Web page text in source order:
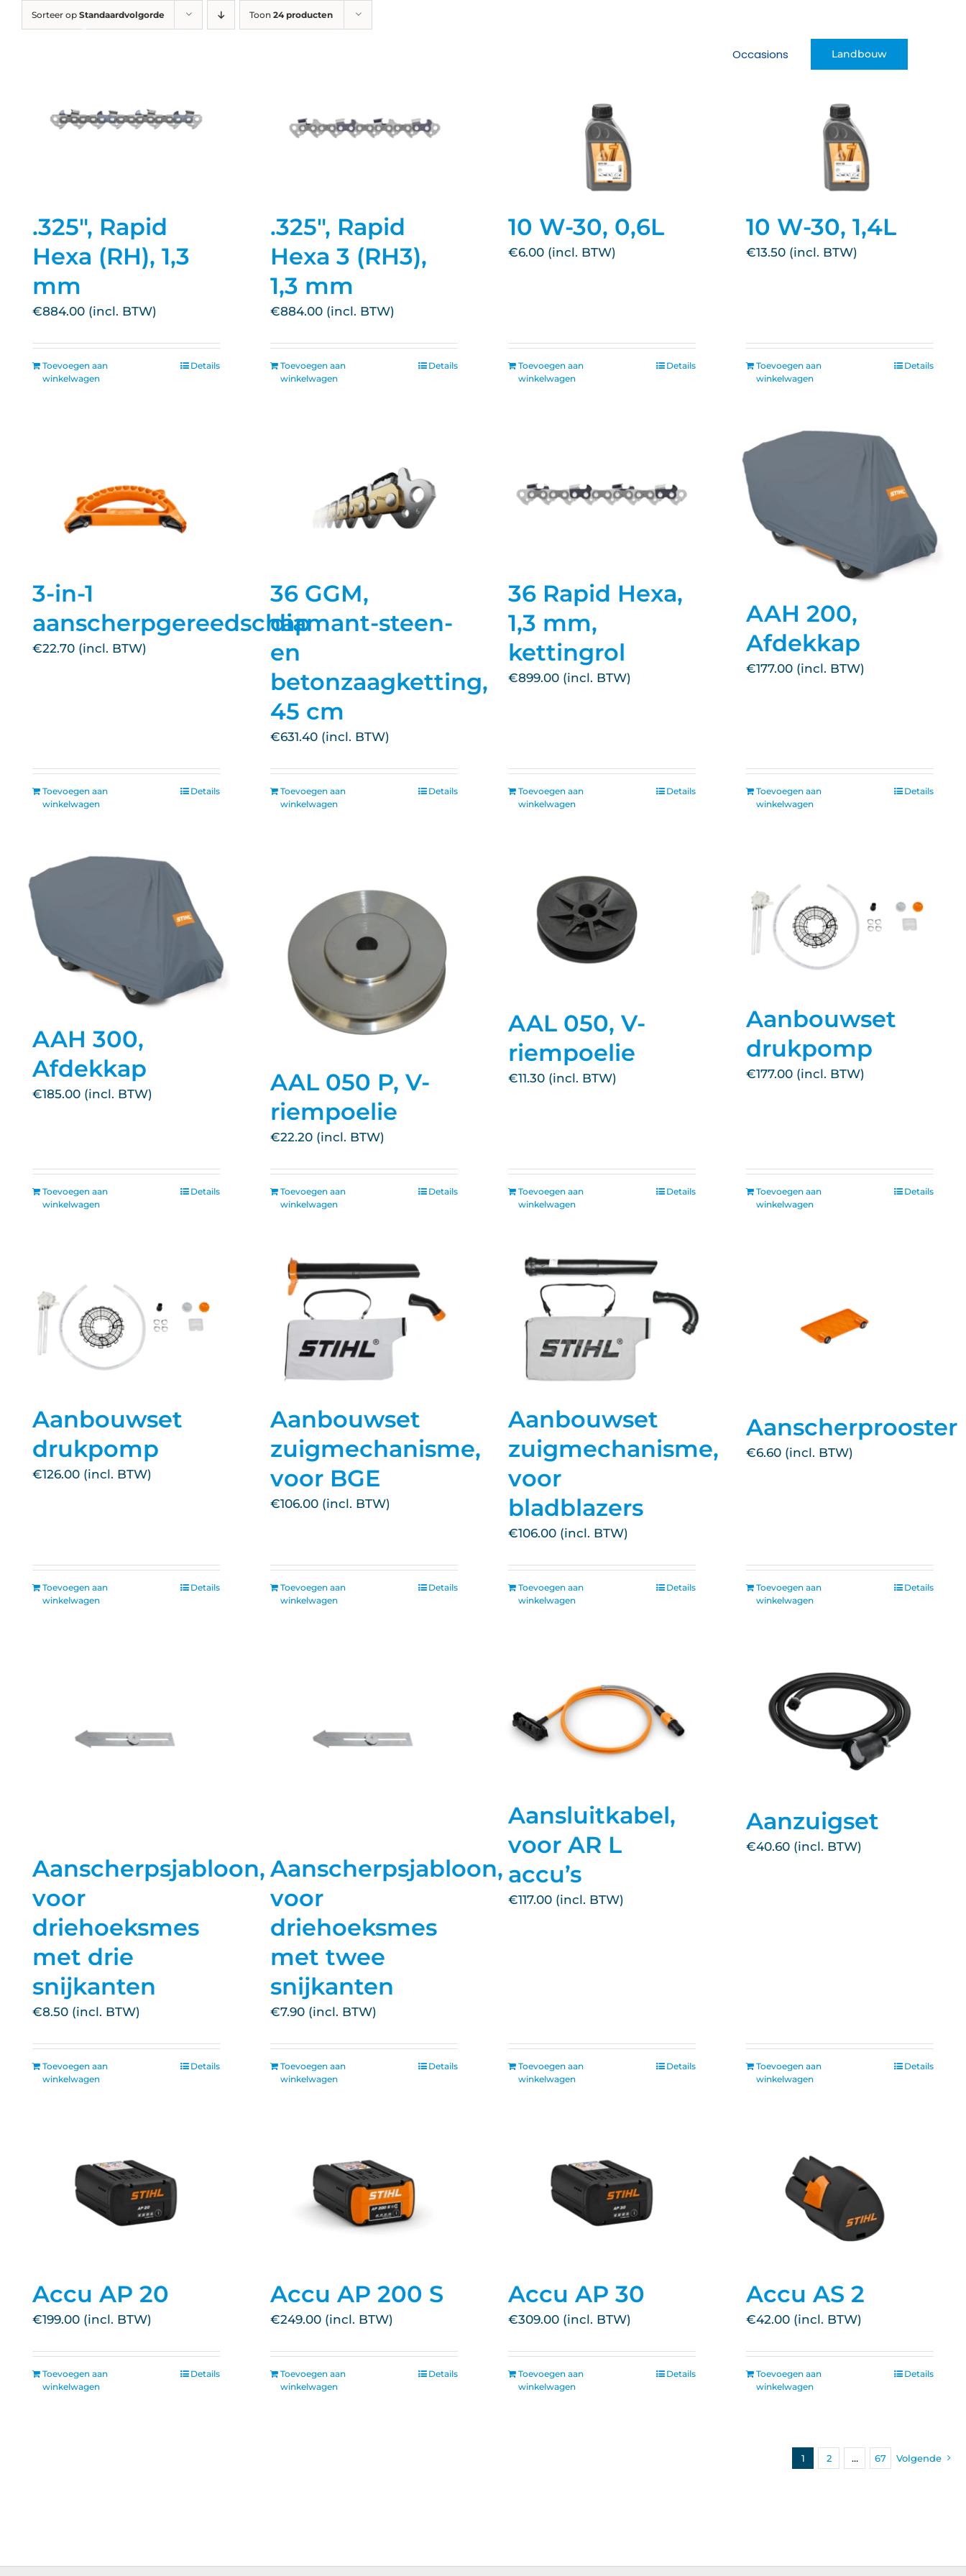
naar
Occasions Landbouw
Sorteer op Standaardvolgorde Toon 24 producten
.325", Rapid
Hexa (RH), 1,3
mm
€884.00
Toevoegen aan
winkelwagen
Details
.325", Rapid
Hexa 3 (RH3),
1,3 mm
€884.00
Toevoegen aan
winkelwagen
Details
10 W-30, 0,6L
€6.00
Toevoegen aan
winkelwagen
Details
10 W-30, 1,4L
€13.50
Toevoegen aan
winkelwagen
Details
3-in-1
aanscherpgereedschap
€22.70
Toevoegen aan
winkelwagen
Details
36 GGM,
diamant-steen-
en
betonzaagketting,
45 cm
€631.40
Toevoegen aan
winkelwagen
Details
36 Rapid Hexa,
1,3 mm,
kettingrol
€899.00
Toevoegen aan
winkelwagen
Details
AAH 200,
Afdekkap
€177.00
Toevoegen aan
winkelwagen
Details
AAH 300,
Afdekkap
€185.00
Toevoegen aan
winkelwagen
Details
AAL 050 P, V-
riempoelie
€22.20
Toevoegen aan
winkelwagen
Details
AAL 050, V-
riempoelie
€11.30
Toevoegen aan
winkelwagen
Details
Aanbouwset
drukpomp
€177.00
Toevoegen aan
winkelwagen
Details
Aanbouwset
drukpomp
€126.00
Toevoegen aan
winkelwagen
Details
Aanbouwset
zuigmechanisme,
voor BGE
€106.00
Toevoegen aan
winkelwagen
Details
Aanbouwset
zuigmechanisme,
voor
bladblazers
€106.00
Toevoegen aan
winkelwagen
Details
Aanscherprooster
€6.60
Toevoegen aan
winkelwagen
Details
Aanscherpsjabloon,
voor
driehoeksmes
met drie
snijkanten
€8.50
Toevoegen aan
winkelwagen
Details
Aanscherpsjabloon,
voor
driehoeksmes
met twee
snijkanten
€7.90
Toevoegen aan
winkelwagen
Details
Aansluitkabel,
voor AR L
accu’s
€117.00
Toevoegen aan
winkelwagen
Details
Aanzuigset
€40.60
Toevoegen aan
winkelwagen
Details
Accu AP 20
€199.00
Toevoegen aan
winkelwagen
Details
Accu AP 200 S
€249.00
Toevoegen aan
winkelwagen
Details
Accu AP 30
€309.00
Toevoegen aan
winkelwagen
Details
Accu AS 2
€42.00
Toevoegen aan
winkelwagen
Details
1 2 … 67 Volgende